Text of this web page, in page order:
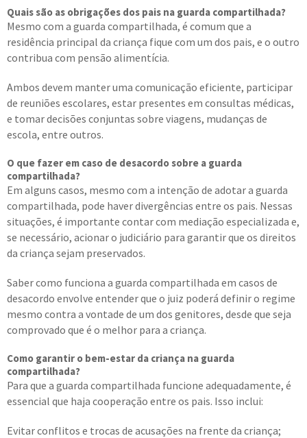
Quais são as obrigações dos pais na guarda compartilhada?
Mesmo com a guarda compartilhada, é comum que a
residência principal da criança fique com um dos pais, e o outro
contribua com pensão alimentícia.
Ambos devem manter uma comunicação eficiente, participar
de reuniões escolares, estar presentes em consultas médicas,
e tomar decisões conjuntas sobre viagens, mudanças de
escola, entre outros.
O que fazer em caso de desacordo sobre a guarda
compartilhada?
Em alguns casos, mesmo com a intenção de adotar a guarda
compartilhada, pode haver divergências entre os pais. Nessas
situações, é importante contar com mediação especializada e,
se necessário, acionar o judiciário para garantir que os direitos
da criança sejam preservados.
Saber como funciona a guarda compartilhada em casos de
desacordo envolve entender que o juiz poderá definir o regime
mesmo contra a vontade de um dos genitores, desde que seja
comprovado que é o melhor para a criança.
Como garantir o bem-estar da criança na guarda
compartilhada?
Para que a guarda compartilhada funcione adequadamente, é
essencial que haja cooperação entre os pais. Isso inclui:
Evitar conflitos e trocas de acusações na frente da criança;